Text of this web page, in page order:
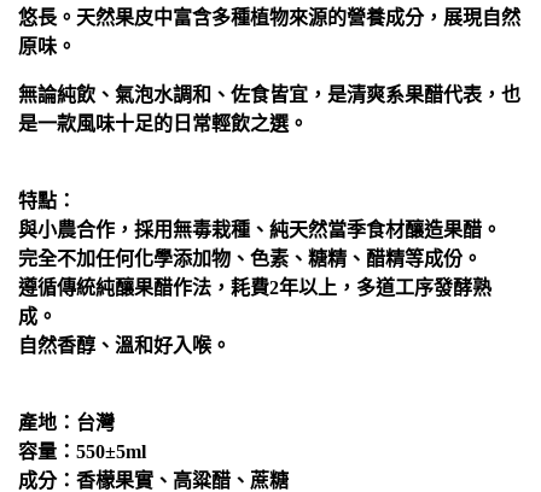
悠長。天然果皮中富含多種植物來源的營養成分，展現自然
原味。
無論純飲、氣泡水調和、佐食皆宜，是清爽系果醋代表，也
是一款風味十足的日常輕飲之選。
特點：
與小農合作，採用無毒栽種、純天然當季食材釀造果醋。
完全不加任何化學添加物、色素、糖精、醋精等成份。
遵循傳統純釀果醋作法，耗費2年以上，多道工序發酵熟
成。
自然香醇、溫和好入喉。
產地：台灣
容量：550±5ml
成分：香檬果實、高粱醋、蔗糖